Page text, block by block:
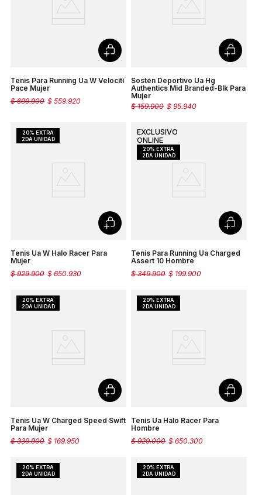
Tenis Para Running Ua W Velociti
Pace Mujer
$ 559.920
$ 699.900
Sostén Deportivo Ua Hg
Authentics Mid Branded-Blk Para
Mujer
$ 95.940
$ 159.900
Tenis Ua W Halo Racer Para
Mujer
$ 650.930
$ 929.900
Tenis Para Running Ua Charged
Assert 10 Hombre
$ 199.900
$ 349.900
Tenis Ua W Charged Speed Swift
Para Mujer
$ 169.950
$ 339.900
Tenis Ua Halo Racer Para
Hombre
$ 650.300
$ 929.000